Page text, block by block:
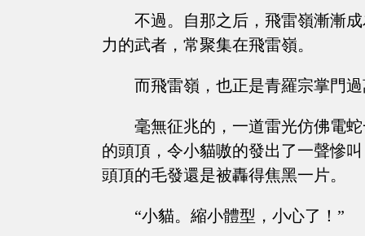
不過。自那之后，飛雷嶺漸漸
力的武者，常聚集在飛雷嶺。
而飛雷嶺，也正是青羅宗掌門
毫無征兆的，一道雷光仿佛電
的頭頂，令小貓嗷的發出了一聲慘
頭頂的毛發還是被轟得焦黑一片。
“小貓。縮小體型，小心了！”